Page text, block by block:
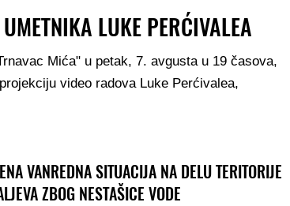
LUKE PERĆIVALEA
Mića" u petak, 7. avgusta u 19 časova,
video radova Luke Perćivalea,
VANREDNA SITUACIJA NA DELU TERITORIJE
ZBOG NESTAŠICE VODE